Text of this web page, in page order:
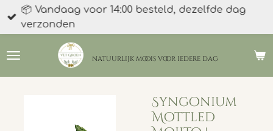
Ga
direct
de
natuurlijk moois voor iedere dag
📦 Vandaag voor 14:00 besteld, dezelfde dag
verzonden
Syngonium
Mottled